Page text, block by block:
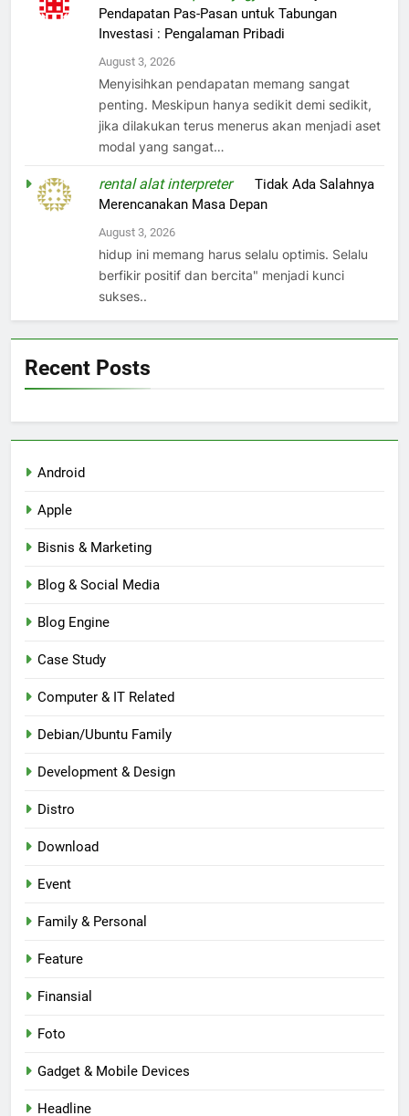
Pendapatan Pas-Pasan untuk Tabungan
Investasi : Pengalaman Pribadi
August 3, 2026
Menyisihkan pendapatan memang sangat
penting. Meskipun hanya sedikit demi sedikit,
jika dilakukan terus menerus akan menjadi aset
modal yang sangat…
rental alat interpreteronTidak Ada Salahnya
Merencanakan Masa Depan
August 3, 2026
hidup ini memang harus selalu optimis. Selalu
berfikir positif dan bercita" menjadi kunci
sukses..
Recent Posts
Android
Apple
Bisnis & Marketing
Blog & Social Media
Blog Engine
Case Study
Computer & IT Related
Debian/Ubuntu Family
Development & Design
Distro
Download
Event
Family & Personal
Feature
Finansial
Foto
Gadget & Mobile Devices
Headline